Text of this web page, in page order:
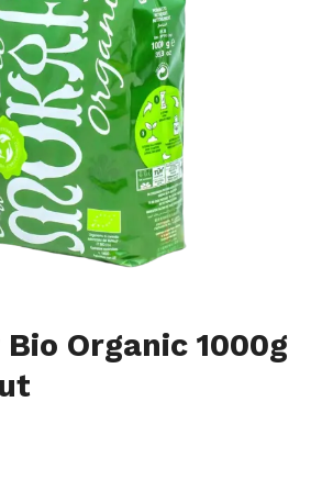
Organic 1000g